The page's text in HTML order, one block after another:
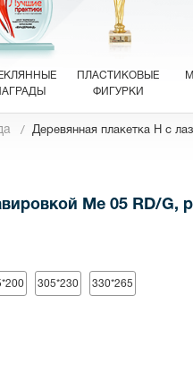
ПЛАСТИКОВЫЕ
ФИГУРКИ
ПО
ЗНАЧКИ
Деревянная плакетка H с
Me 05 RD/G,
305*230 330*265